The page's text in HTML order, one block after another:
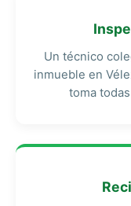
Un técnico
inmueble en
toma